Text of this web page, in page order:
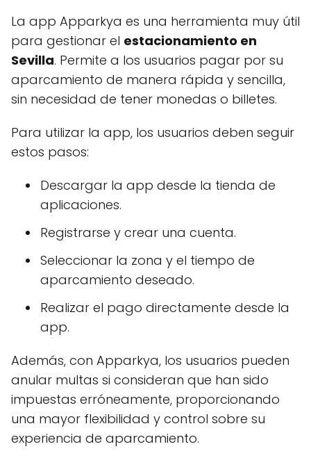
La app Apparkya es una herramienta muy útil
para gestionar el estacionamiento en
Sevilla. Permite a los usuarios pagar por su
aparcamiento de manera rápida y sencilla,
sin necesidad de tener monedas o billetes.
Para utilizar la app, los usuarios deben seguir
estos pasos:
Descargar la app desde la tienda de
aplicaciones.
Registrarse y crear una cuenta.
Seleccionar la zona y el tiempo de
aparcamiento deseado.
Realizar el pago directamente desde la
app.
Además, con Apparkya, los usuarios pueden
anular multas si consideran que han sido
impuestas erróneamente, proporcionando
una mayor flexibilidad y control sobre su
experiencia de aparcamiento.